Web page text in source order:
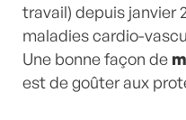
travail) depuis janvier
maladies cardio-
Une bonne façon de
est de goûter aux